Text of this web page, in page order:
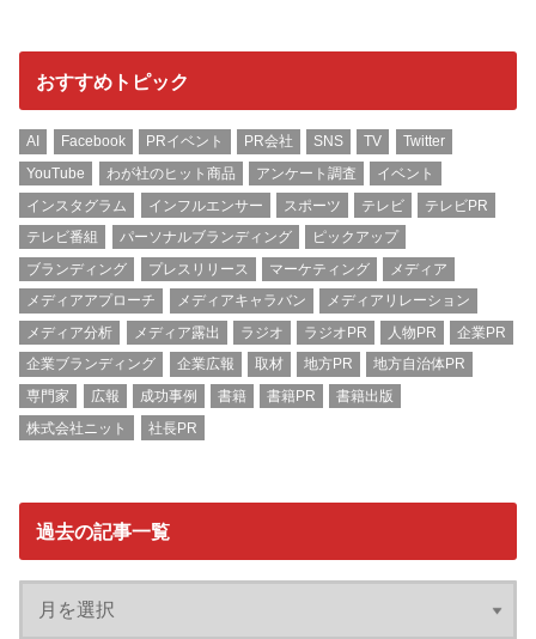
おすすめトピック
AI Facebook PRイベント PR会社 SNS TV
Twitter
YouTube
わが社のヒット商品 アンケート調査
イベント
インスタグラム
インフルエンサー スポーツ テレビ
テレビPR
テレビ番組
パーソナルブランディング
ピックアップ
ブランディング
プレスリリース マーケティング
メディア
メディアアプローチ
メディアキャラバン
メディアリレーション
メディア分析
メディア露出 ラジオ ラジオPR 人物PR
企業PR
企業ブランディング
企業広報 取材 地方PR
地方自治体PR
専門家
広報 成功事例 書籍 書籍PR
書籍出版
株式会社ニット
社長PR
過去の記事一覧